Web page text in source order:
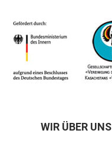
WIR ÜBER UNS